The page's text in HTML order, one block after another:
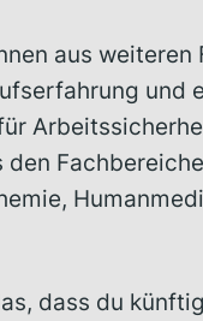
aus
und
dass du